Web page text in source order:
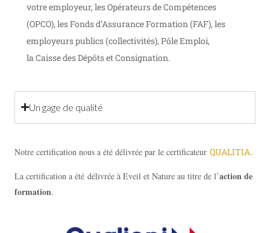
votreemployeur, les Opérateurs de Compétences
(OPCO), les Fonds d’Assurance Formation (FAF), les
employeurs publics (collectivités), Pôle Emploi,
la Caisse des Dépôts et Consignation.
Un gage de qualité
Notre certification nous a été délivrée par le certificateur QUALITIA.
La certification a été délivrée à Eveil et Nature au titre de l’action de
formation.